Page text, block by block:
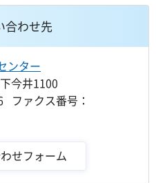
合わせ先
ンター
今井1100
ファクス番号：